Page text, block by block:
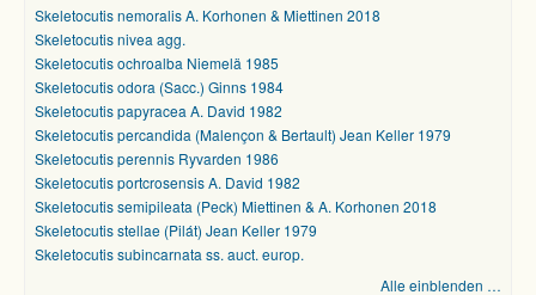
Skeletocutis nemoralis A. Korhonen & Miettinen 2018
Skeletocutis nivea agg.
Skeletocutis ochroalba Niemelä 1985
Skeletocutis odora (Sacc.) Ginns 1984
Skeletocutis papyracea A. David 1982
Skeletocutis percandida (Malençon & Bertault) Jean Keller 1979
Skeletocutis perennis Ryvarden 1986
Skeletocutis portcrosensis A. David 1982
Skeletocutis semipileata (Peck) Miettinen & A. Korhonen 2018
Skeletocutis stellae (Pilát) Jean Keller 1979
Skeletocutis subincarnata ss. auct. europ.
Alle einblenden …